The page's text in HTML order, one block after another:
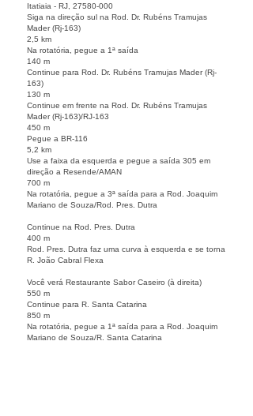
Itatiaia - RJ, 27580-000
Siga na direção sul na Rod. Dr. Rubéns Tramujas
Mader (Rj-163)
2,5 km
Na rotatória, pegue a 1ª saída
140 m
Continue para Rod. Dr. Rubéns Tramujas Mader (Rj-
163)
130 m
Continue em frente na Rod. Dr. Rubéns Tramujas
Mader (Rj-163)/RJ-163
450 m
Pegue a BR-116
5,2 km
Use a faixa da esquerda e pegue a saída 305 em
direção a Resende/AMAN
700 m
Na rotatória, pegue a 3ª saída para a Rod. Joaquim
Mariano de Souza/Rod. Pres. Dutra
Continue na Rod. Pres. Dutra
400 m
Rod. Pres. Dutra faz uma curva à esquerda e se torna
R. João Cabral Flexa
Você verá Restaurante Sabor Caseiro (à direita)
550 m
Continue para R. Santa Catarina
850 m
Na rotatória, pegue a 1ª saída para a Rod. Joaquim
Mariano de Souza/R. Santa Catarina